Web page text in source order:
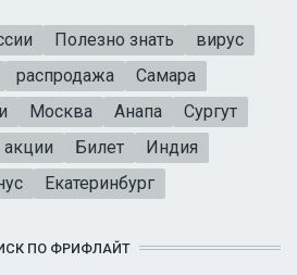
Полезно знать
вирус
распродажа
Самара
Москва Анапа
Сургут
акции Билет
Индия
Екатеринбург
ПО ФРИФЛАЙТ